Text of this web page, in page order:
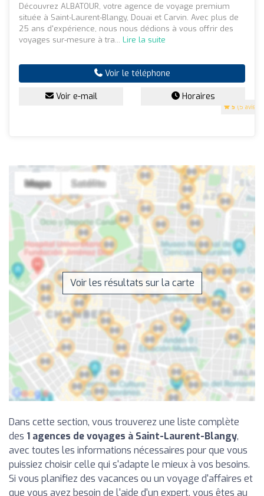
5 (5 avis)
Découvrez ALBATOUR, votre agence de voyage premium
située à Saint-Laurent-Blangy, Douai et Carvin. Avec plus de
25 ans d'expérience, nous nous dédions à vous offrir des
voyages sur-mesure à tra... Lire la suite
Voir le téléphone
Voir e-mail Horaires
Voir les résultats sur la carte
Dans cette section, vous trouverez une liste complète
des 1 agences de voyages à Saint-Laurent-Blangy,
avec toutes les informations nécessaires pour que vous
puissiez choisir celle qui s'adapte le mieux à vos besoins.
Si vous planifiez des vacances ou un voyage d'affaires et
que vous avez besoin de l'aide d'un expert, vous êtes au